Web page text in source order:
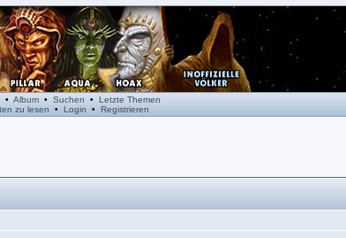
• Album• Suchen • Letzte Themen
zu lesen • Login • Registrieren